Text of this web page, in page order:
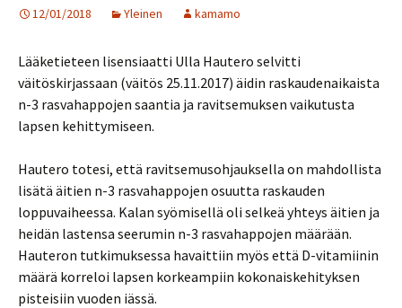
12/01/2018 Yleinen kamamo
Lääketieteen lisensiaatti Ulla Hautero selvitti
väitöskirjassaan (väitös 25.11.2017) äidin raskaudenaikaista
n-3 rasvahappojen saantia ja ravitsemuksen vaikutusta
lapsen kehittymiseen.
Hautero totesi, että ravitsemusohjauksella on mahdollista
lisätä äitien n-3 rasvahappojen osuutta raskauden
loppuvaiheessa. Kalan syömisellä oli selkeä yhteys äitien ja
heidän lastensa seerumin n-3 rasvahappojen määrään.
Hauteron tutkimuksessa havaittiin myös että D-vitamiinin
määrä korreloi lapsen korkeampiin kokonaiskehityksen
pisteisiin vuoden iässä.